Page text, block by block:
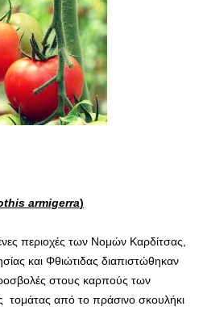
armigerra)
περιοχές των Νομών Καρδίτσας,
και Φθιώτιδας διαπιστώθηκαν
στους καρπούς των
τομάτας από το πράσινο σκουλήκι